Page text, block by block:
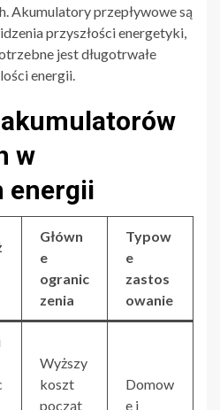
Akumulatory przepływowe są
przyszłości energetyki,
jest długotrwałe
energii.
w
energii
Główn
e
ogranic
zenia
Typow
e
zastos
owanie
Wyższy
koszt
począt
Domow
e i